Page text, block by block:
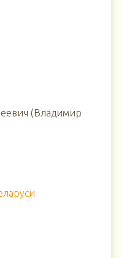
(Владимир